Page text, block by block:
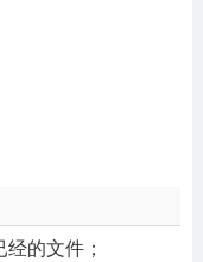
的文件；